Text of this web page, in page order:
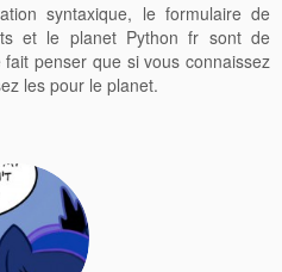
syntaxique, le formulaire de
et le planet Python fr sont de
penser que si vous connaissez
les pour le planet.